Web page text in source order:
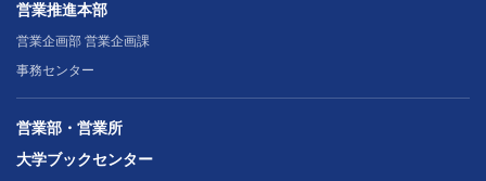
営業推進本部
営業企画部 営業企画課
事務センター
営業部・営業所
大学ブックセンター